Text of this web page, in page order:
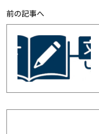
前の記事へ